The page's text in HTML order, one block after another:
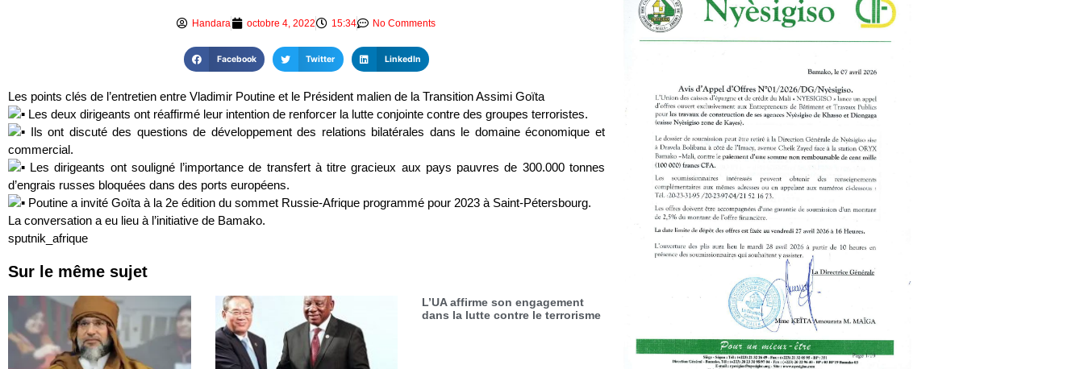
Handara octobre 4, 2022 15:34 No Comments
Facebook Twitter LinkedIn
Les points clés de l’entretien entre Vladimir Poutine et le Président malien de la Transition Assimi Goïta
Les deux dirigeants ont réaffirmé leur intention de renforcer la lutte conjointe contre des groupes terroristes.
Ils ont discuté des questions de développement des relations bilatérales dans le domaine économique et
commercial.
Les dirigeants ont souligné l’importance de transfert à titre gracieux aux pays pauvres de 300.000 tonnes
d’engrais russes bloquées dans des ports européens.
Poutine a invité Goïta à la 2e édition du sommet Russie-Afrique programmé pour 2023 à Saint-Pétersbourg.
La conversation a eu lieu à l’initiative de Bamako.
sputnik_afrique
Sur le même sujet
L’UA affirme son engagement
dans la lutte contre le terrorisme